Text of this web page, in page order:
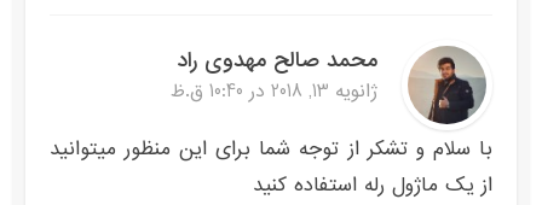
محمد صالح مهدوی راد
ژانویه 13, 2018 در 10:40 ق.ظ
با سلام و تشکر از توجه شما برای این منظور میتوانید
از یک ماژول رله استفاده کنید